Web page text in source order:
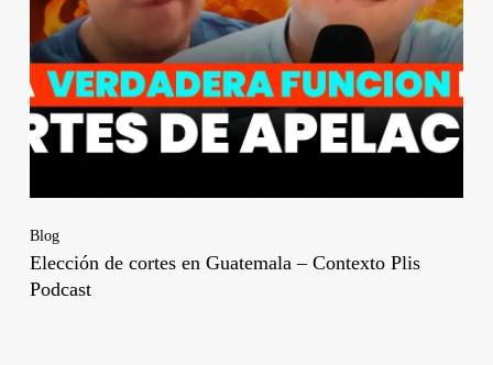
Blog
Elección de cortes en Guatemala – Contexto Plis
Podcast